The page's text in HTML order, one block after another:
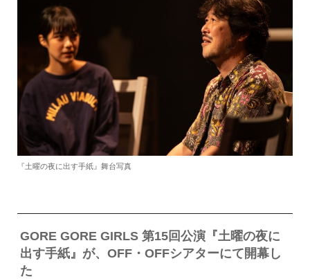
『土曜の夜に出す手紙』舞台写真
GORE GORE GIRLS 第15回公演『土曜の夜に
出す手紙』が、OFF・OFFシアターにて開幕し
た